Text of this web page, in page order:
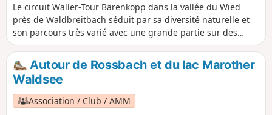
Le circuit Wäller-Tour Bärenkopp dans la vallée du Wied
près de Waldbreitbach séduit par sa diversité naturelle et
son parcours très varié avec une grande partie sur des
sentiers. Alors que la première partie de l'itinéraire traverse
principalement une forêt clairsemée, la deuxième partie
mène à travers les hauteurs panoramiques du Westerwald.
L'itinéraire est également intéressant d'un point de vue
historique. Les vues panoramiques depuis le rocher du
Bärenkopp sont le clou du circuit.
Autour de Rossbach et du lac Marother
Waldsee
Association / Club / AMM